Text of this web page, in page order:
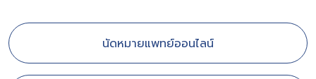
นัดหมายแพทย์ออนไลน์